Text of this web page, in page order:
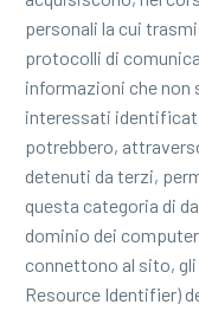
personali la cui
protocolli di
informazioni che non
interessati
potrebbero,
detenuti da terzi,
questa categoria di
dominio dei
connettono al sito,
Resource Identifier)